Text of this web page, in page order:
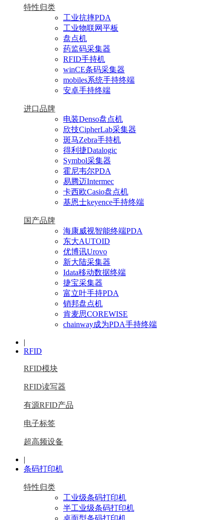
特性归类
工业抗摔PDA
工业物联网平板
盘点机
药监码采集器
RFID手持机
winCE条码采集器
mobiles系统手持终端
安卓手持终端
进口品牌
电装Denso盘点机
欣技CipherLab采集器
斑马Zebra手持机
得利捷Datalogic
Symbol采集器
霍尼韦尔PDA
易腾迈Intermec
卡西欧Casio盘点机
基恩士keyence手持终端
国产品牌
海康威视智能终端PDA
东大AUTOID
优博讯Urovo
新大陆采集器
Idata移动数据终端
捷宝采集器
富立叶手持PDA
销邦盘点机
肯麦思COREWISE
chainway成为PDA手持终端
|
RFID
RFID模块
RFID读写器
有源RFID产品
电子标签
超高频设备
|
条码打印机
特性归类
工业级条码打印机
半工业级条码打印机
桌面型条码打印机